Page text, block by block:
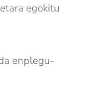
egokitu
enplegu-